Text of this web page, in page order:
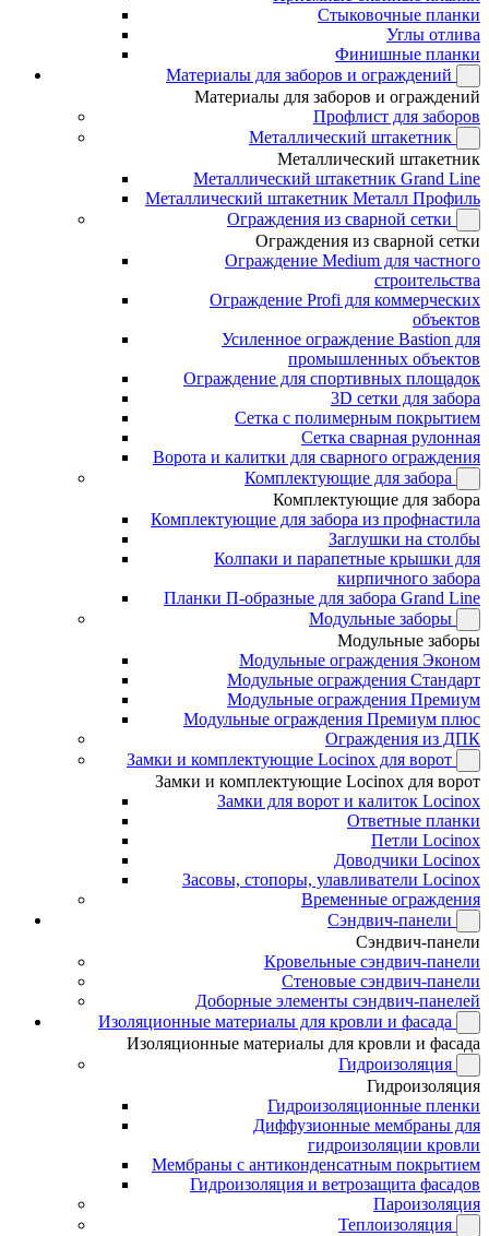
Стыковочные планки
Углы отлива
Финишные планки
Материалы для заборов и ограждений
Материалы для заборов и ограждений
Профлист для заборов
Металлический штакетник
Металлический штакетник
Металлический штакетник Grand Line
Металлический штакетник Металл Профиль
Ограждения из сварной сетки
Ограждения из сварной сетки
Ограждение Medium для частного
строительства
Ограждение Profi для коммерческих
объектов
Усиленное ограждение Bastion для
промышленных объектов
Ограждение для спортивных площадок
3D сетки для забора
Сетка с полимерным покрытием
Сетка сварная рулонная
Ворота и калитки для сварного ограждения
Комплектующие для забора
Комплектующие для забора
Комплектующие для забора из профнастила
Заглушки на столбы
Колпаки и парапетные крышки для
кирпичного забора
Планки П-образные для забора Grand Line
Модульные заборы
Модульные заборы
Модульные ограждения Эконом
Модульные ограждения Стандарт
Модульные ограждения Премиум
Модульные ограждения Премиум плюс
Ограждения из ДПК
Замки и комплектующие Locinox для ворот
Замки и комплектующие Locinox для ворот
Замки для ворот и калиток Locinox
Ответные планки
Петли Locinox
Доводчики Locinox
Засовы, стопоры, улавливатели Locinox
Временные ограждения
Сэндвич-панели
Сэндвич-панели
Кровельные сэндвич-панели
Стеновые сэндвич-панели
Доборные элементы сэндвич-панелей
Изоляционные материалы для кровли и фасада
Изоляционные материалы для кровли и фасада
Гидроизоляция
Гидроизоляция
Гидроизоляционные пленки
Диффузионные мембраны для
гидроизоляции кровли
Мембраны с антиконденсатным покрытием
Гидроизоляция и ветрозащита фасадов
Пароизоляция
Теплоизоляция